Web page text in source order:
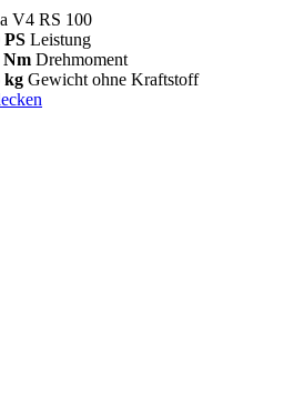
V4 RS 100
PS Leistung
Nm Drehmoment
kg Gewicht ohne Kraftstoff